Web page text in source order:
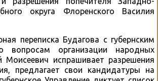
округа Флоренского Василия
переписка Будагова с губернским
вопросам организации народных
Моисеевич испрашивает разрешения
предлагает свои кандидатуры на